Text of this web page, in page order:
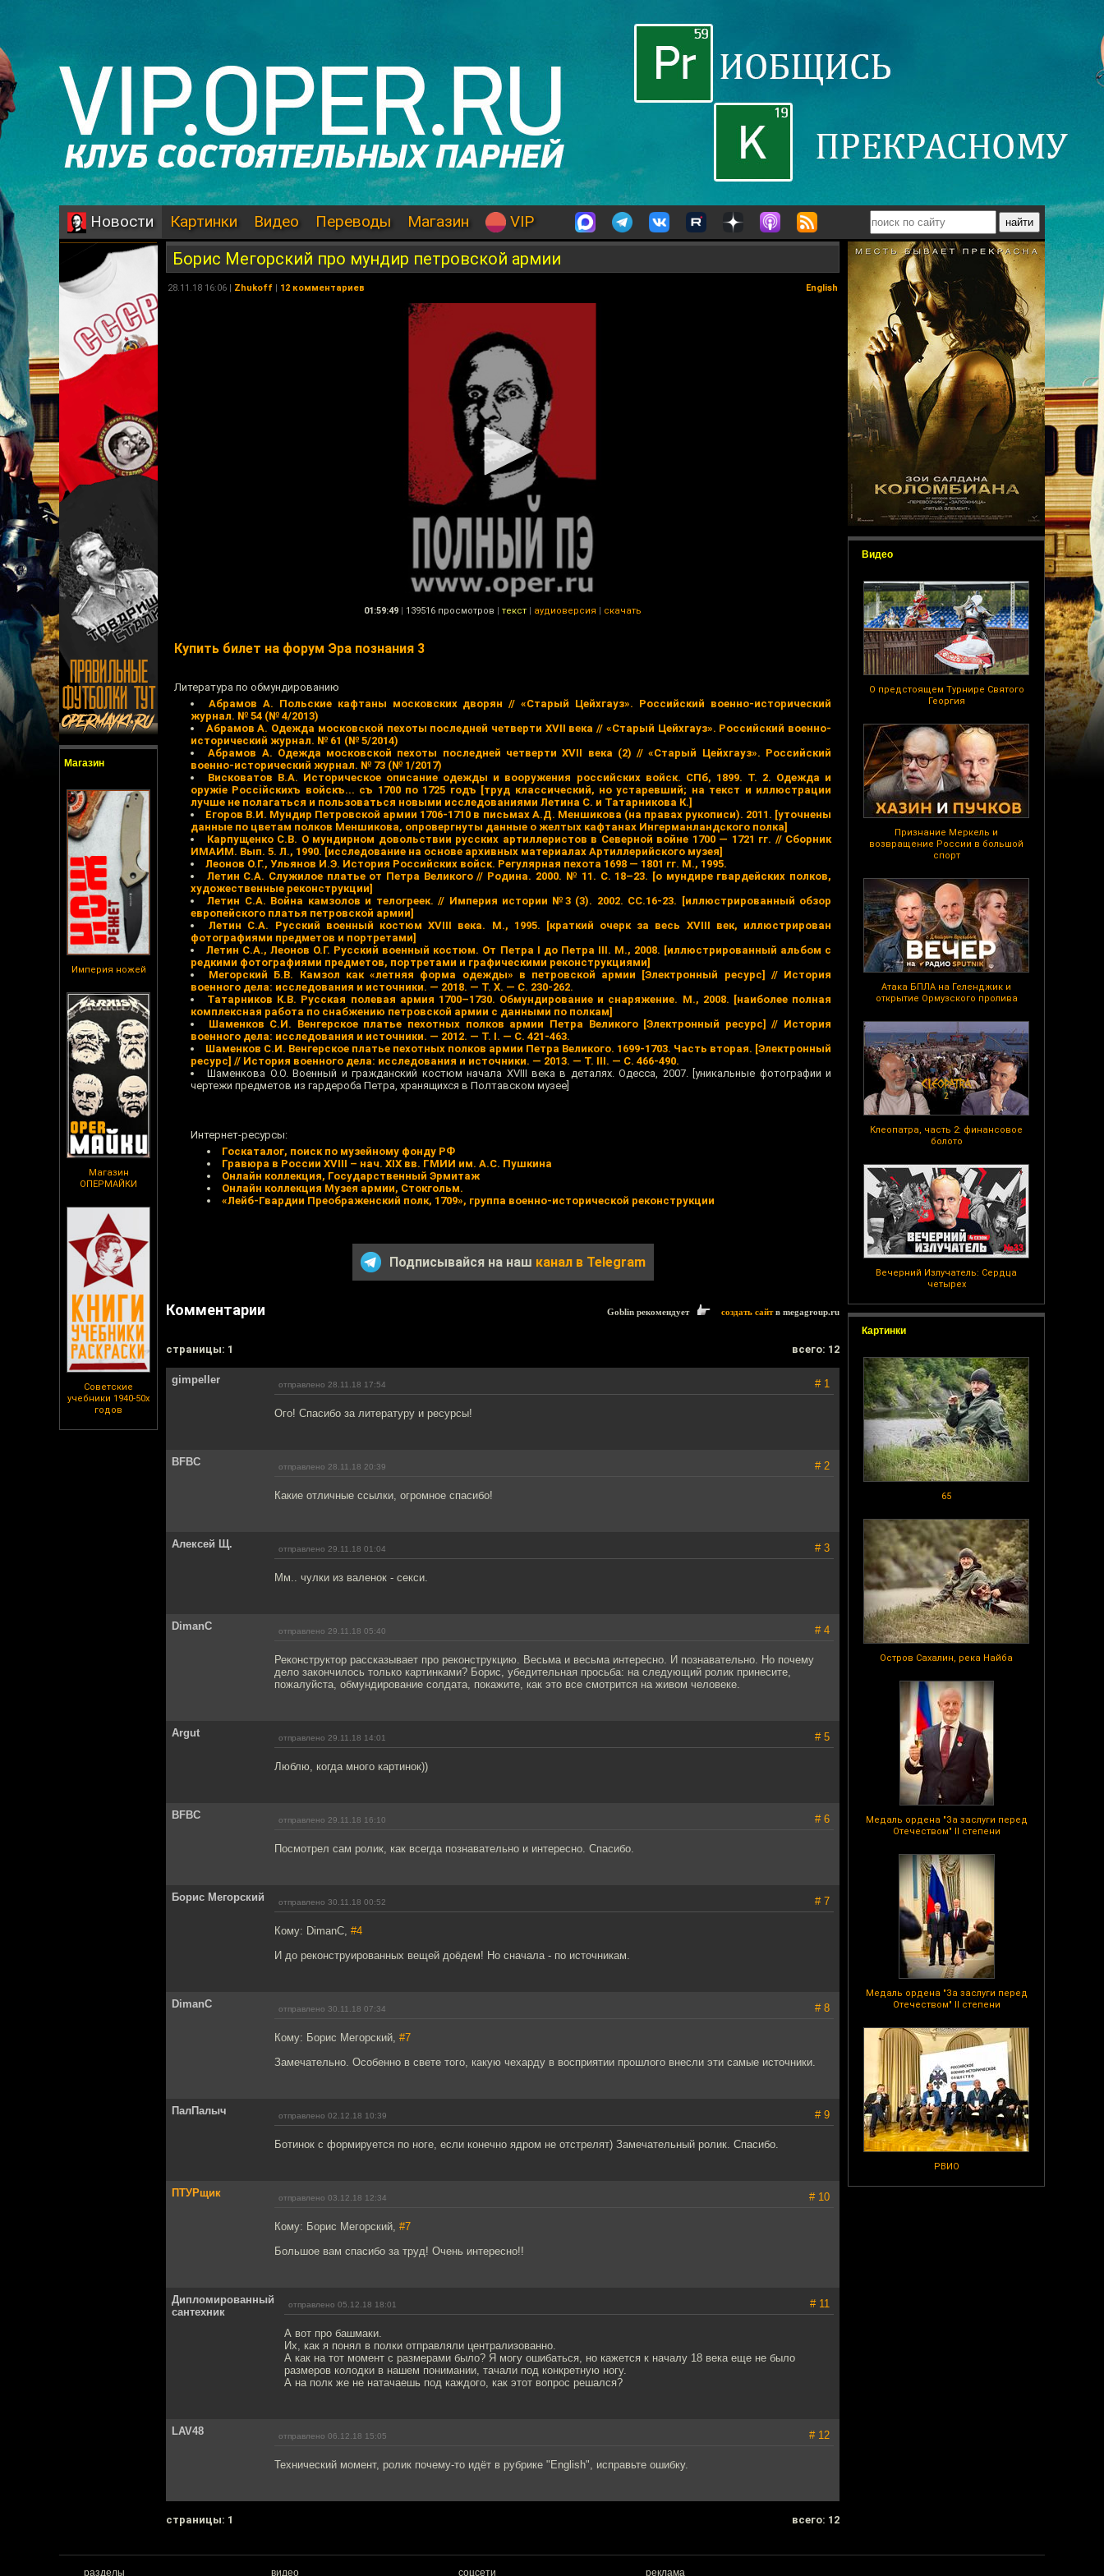
Новости Картинки Видео Переводы Магазин VIP
Магазин
Империя ножей
Магазин
ОПЕРМАЙКИ
Советские
учебники 1940-50х
годов
Видео
О предстоящем Турнире Святого
Георгия
Признание Меркель и
возвращение России в большой
спорт
Атака БПЛА на Геленджик и
открытие Ормузского пролива
Клеопатра, часть 2: финансовое
болото
Вечерний Излучатель: Сердца
четырех
Картинки
65
Остров Сахалин, река Найба
Медаль ордена "За заслуги перед
Отечеством" II степени
Медаль ордена "За заслуги перед
Отечеством" II степени
РВИО
Борис Мегорский про мундир петровской армии
28.11.18 16:06 | Zhukoff | 12 комментариев English
01:59:49 | 139516 просмотров | текст | аудиоверсия | скачать
Купить билет на форум Эра познания 3
Литература по обмундированию
Абрамов А. Польские кафтаны московских дворян // «Старый Цейхгауз». Российский военно-исторический
журнал. № 54 (№ 4/2013)
Абрамов А. Одежда московской пехоты последней четверти XVII века // «Старый Цейхгауз». Российский военно-
исторический журнал. № 61 (№ 5/2014)
Абрамов А. Одежда московской пехоты последней четверти XVII века (2) // «Старый Цейхгауз». Российский
военно-исторический журнал. № 73 (№ 1/2017)
Висковатов В.А. Историческое описание одежды и вооружения российских войск. СПб, 1899. Т. 2. Одежда и
оружiе Россiйскихъ войскъ... съ 1700 по 1725 годъ [труд классический, но устаревший; на текст и иллюстрации
лучше не полагаться и пользоваться новыми исследованиями Летина С. и Татарникова К.]
Егоров В.И. Мундир Петровской армии 1706-1710 в письмах А.Д. Меншикова (на правах рукописи). 2011. [уточнены
данные по цветам полков Меншикова, опровергнуты данные о желтых кафтанах Ингерманландского полка]
Карпущенко С.В. О мундирном довольствии русских артиллеристов в Северной войне 1700 — 1721 гг. // Сборник
ИМАИМ. Вып. 5. Л., 1990. [исследование на основе архивных материалах Артиллерийского музея]
Леонов О.Г., Ульянов И.Э. История Российских войск. Регулярная пехота 1698 — 1801 гг. М., 1995.
Летин С.А. Служилое платье от Петра Великого // Родина. 2000. № 11. С. 18–23. [о мундире гвардейских полков,
художественные реконструкции]
Летин С.А. Война камзолов и телогреек. // Империя истории №3 (3). 2002. СС.16-23. [иллюстрированный обзор
европейского платья петровской армии]
Летин С.А. Русский военный костюм XVIII века. М., 1995. [краткий очерк за весь XVIII век, иллюстрирован
фотографиями предметов и портретами]
Летин С.А., Леонов О.Г. Русский военный костюм. От Петра I до Петра III. М., 2008. [иллюстрированный альбом с
редкими фотографиями предметов, портретами и графическими реконструкциями]
Мегорский Б.В. Камзол как «летняя форма одежды» в петровской армии [Электронный ресурс] // История
военного дела: исследования и источники. — 2018. — Т. X. — С. 230-262.
Татарников К.В. Русская полевая армия 1700–1730. Обмундирование и снаряжение. М., 2008. [наиболее полная
комплексная работа по снабжению петровской армии c данными по полкам]
Шаменков С.И. Венгерское платье пехотных полков армии Петра Великого [Электронный ресурс] // История
военного дела: исследования и источники. — 2012. — Т. I. — С. 421-463.
Шаменков С.И. Венгерское платье пехотных полков армии Петра Великого. 1699-1703. Часть вторая. [Электронный
ресурс] // История военного дела: исследования и источники. — 2013. — Т. III. — С. 466-490.
Шаменкова О.О. Военный и гражданский костюм начала XVIII века в деталях. Одесса, 2007. [уникальные фотографии и
чертежи предметов из гардероба Петра, хранящихся в Полтавском музее]
Интернет-ресурсы:
Госкаталог, поиск по музейному фонду РФ
Гравюра в России XVIII – нач. XIX вв. ГМИИ им. А.С. Пушкина
Онлайн коллекция, Государственный Эрмитаж
Онлайн коллекция Музея армии, Стокгольм.
«Лейб-Гвардии Преображенский полк, 1709», группа военно-исторической реконструкции
Подписывайся на наш канал в Telegram
Комментарии Goblin рекомендует создать сайтв megagroup.ru
cтраницы: 1 всего: 12
gimpeller отправлено 28.11.18 17:54 # 1
Ого! Спасибо за литературу и ресурсы!
BFBC отправлено 28.11.18 20:39 # 2
Какие отличные ссылки, огромное спасибо!
Алексей Щ. отправлено 29.11.18 01:04 # 3
Мм.. чулки из валенок - секси.
DimanC отправлено 29.11.18 05:40 # 4
Реконструктор рассказывает про реконструкцию. Весьма и весьма интересно. И познавательно. Но почему
дело закончилось только картинками? Борис, убедительная просьба: на следующий ролик принесите,
пожалуйста, обмундирование солдата, покажите, как это все смотрится на живом человеке.
Argut отправлено 29.11.18 14:01 # 5
Люблю, когда много картинок))
BFBC отправлено 29.11.18 16:10 # 6
Посмотрел сам ролик, как всегда познавательно и интересно. Спасибо.
Борис Мегорский отправлено 30.11.18 00:52 # 7
Кому: DimanC, #4
И до реконструированных вещей доёдем! Но сначала - по источникам.
DimanC отправлено 30.11.18 07:34 # 8
Кому: Борис Мегорский, #7
Замечательно. Особенно в свете того, какую чехарду в восприятии прошлого внесли эти самые источники.
ПалПалыч отправлено 02.12.18 10:39 # 9
Ботинок с формируется по ноге, если конечно ядром не отстрелят) Замечательный ролик. Спасибо.
ПТУРщик отправлено 03.12.18 12:34 # 10
Кому: Борис Мегорский, #7
Большое вам спасибо за труд! Очень интересно!!
Дипломированный
сантехник
отправлено 05.12.18 18:01 # 11
А вот про башмаки.
Их, как я понял в полки отправляли централизованно.
А как на тот момент с размерами было? Я могу ошибаться, но кажется к началу 18 века еще не было
размеров колодки в нашем понимании, тачали под конкретную ногу.
А на полк же не натачаешь под каждого, как этот вопрос решался?
LAV48 отправлено 06.12.18 15:05 # 12
Технический момент, ролик почему-то идёт в рубрике "English", исправьте ошибку.
cтраницы: 1 всего: 12
разделы видео соцсети реклама